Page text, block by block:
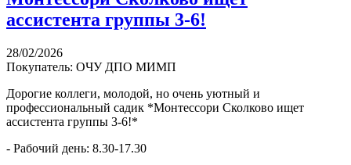
ассистента группы 3-6!
28/02/2026
Покупатель: ОЧУ ДПО МИМП
Дорогие коллеги, молодой, но очень уютный и
профессиональный садик *Монтессори Сколково ищет
ассистента группы 3-6!*
- Рабочий день: 8.30-17.30